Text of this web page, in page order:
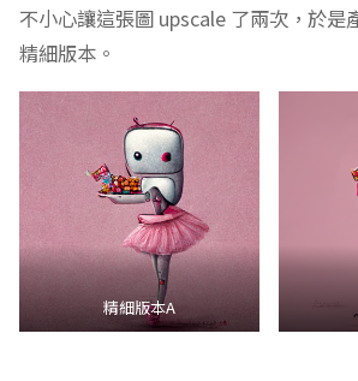
不小心讓這張圖 upscale 了兩次，於是
精細版本。
精細版本A